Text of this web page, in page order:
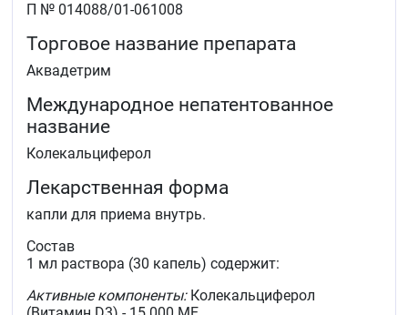
П № 014088/01-061008
Торговое название препарата
Аквадетрим
Международное непатентованное
название
Колекальциферол
Лекарственная форма
капли для приема внутрь.
Состав
1 мл раствора (30 капель) содержит:
Активные компоненты: Колекальциферол